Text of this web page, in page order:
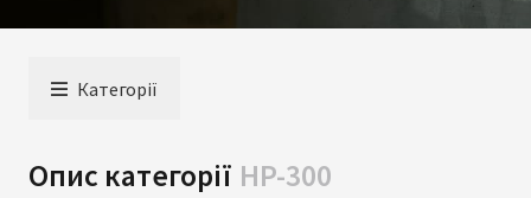
Категорії
Опис категорії HP-300